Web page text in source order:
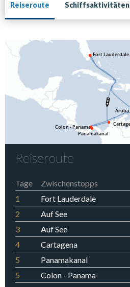
Reiseroute Schiffsaktivitäten
Reiseroute
Tage Zwischenstopps
1
Fort Lauderdale
2
Auf See
3
Auf See
4
Cartagena
5
Panamakanal
5
Colon - Panama